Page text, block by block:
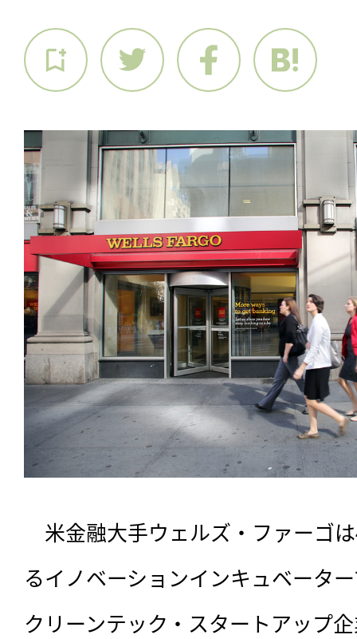
米金融大手ウェルズ・ファーゴ
るイノベーションインキュベータ
クリーンテック・スタートアップ